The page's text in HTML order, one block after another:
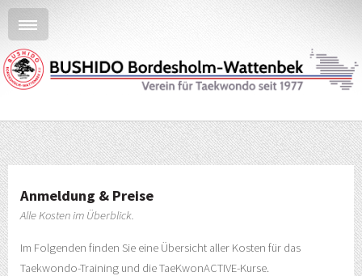
Anmeldung & Preise
Alle Kosten im Überblick.
Im Folgenden finden Sie eine Übersicht aller Kosten für das
Taekwondo-Training und die TaeKwonACTIVE-Kurse.